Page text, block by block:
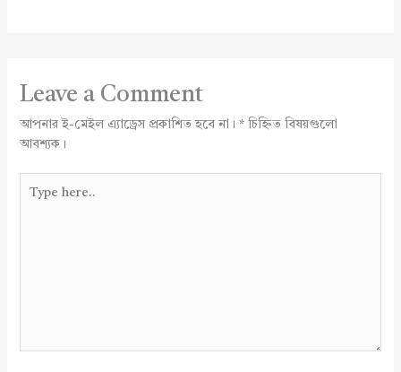
Leave a Comment
আপনার ই-মেইল এ্যাড্রেস প্রকাশিত হবে না। *চিহ্নিত বিষয়গুলো
আবশ্যক।
here..